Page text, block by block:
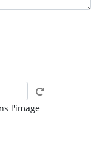
l'image